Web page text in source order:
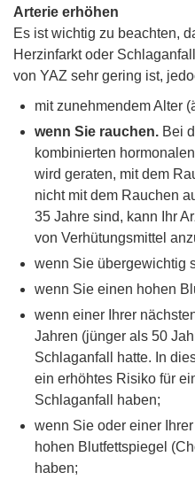
Arterie erhöhen
Es ist wichtig zu beachten,
Herzinfarkt oder
von YAZ sehr gering ist,
mit zunehmendem Alter
wenn Sie rauchen. Bei
kombinierten
wird geraten, mit dem
nicht mit dem Rauchen
35 Jahre sind, kann Ihr
von Verhütungsmittel
wenn Sie übergewichtig
wenn Sie einen hohen
wenn einer Ihrer
Jahren (jünger als 50
Schlaganfall hatte. In
ein erhöhtes Risiko für
Schlaganfall haben;
wenn Sie oder einer
hohen Blutfettspiegel
haben;